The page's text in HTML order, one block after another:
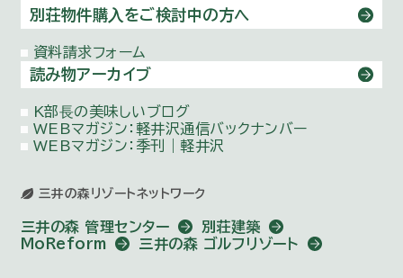
別荘物件購⼊をご検討中の方へ
資料請求フォーム
読み物アーカイブ
K部⻑の美味しいブログ
WEBマガジン： 軽井沢通信バックナンバー
WEBマガジン：季刊｜軽井沢
三井の森リゾートネットワーク
三井の森 管理センター
別荘建築
MoReform
三井の森 ゴルフリゾート